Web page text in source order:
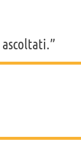
ascoltati.”